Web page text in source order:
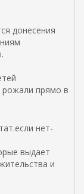
донесения
прямо в
нет-
выдает
и